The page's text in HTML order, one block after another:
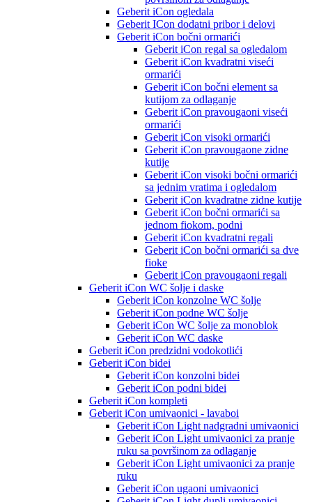
Geberit iCon ogledala
Geberit ICon dodatni pribor i delovi
Geberit iCon bočni ormarići
Geberit iCon regal sa ogledalom
Geberit iCon kvadratni viseći
ormarići
Geberit iCon bočni element sa
kutijom za odlaganje
Geberit iCon pravougaoni viseći
ormarići
Geberit iCon visoki ormarići
Geberit iCon pravougaone zidne
kutije
Geberit iCon visoki bočni ormarići
sa jednim vratima i ogledalom
Geberit iCon kvadratne zidne kutije
Geberit iCon bočni ormarići sa
jednom fiokom, podni
Geberit iCon kvadratni regali
Geberit iCon bočni ormarići sa dve
fioke
Geberit iCon pravougaoni regali
Geberit iCon WC šolje i daske
Geberit iCon konzolne WC šolje
Geberit iCon podne WC šolje
Geberit iCon WC šolje za monoblok
Geberit iCon WC daske
Geberit iCon predzidni vodokotlići
Geberit iCon bidei
Geberit iCon konzolni bidei
Geberit iCon podni bidei
Geberit iCon kompleti
Geberit iCon umivaonici - lavaboi
Geberit iCon Light nadgradni umivaonici
Geberit iCon Light umivaonici za pranje
ruku sa površinom za odlaganje
Geberit iCon Light umivaonici za pranje
ruku
Geberit iCon ugaoni umivaonici